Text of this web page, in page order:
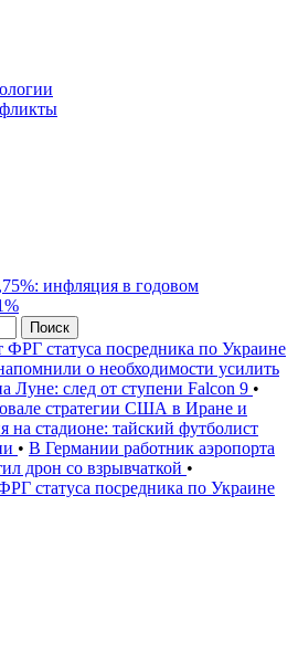
инфляция в годовом
Поиск
статуса посредника по Украине
о необходимости усилить
Луне: след от ступени Falcon 9 •
стратегии США в Иране и
на стадионе: тайский футболист
• В Германии работник аэропорта
дрон со взрывчаткой •
статуса посредника по Украине